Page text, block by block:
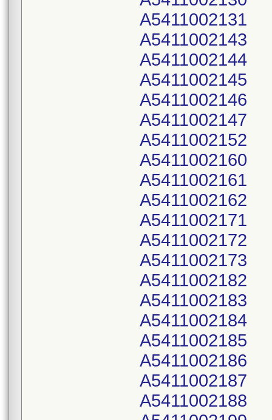
A5411002131
A5411002143
A5411002144
A5411002145
A5411002146
A5411002147
A5411002152
A5411002160
A5411002161
A5411002162
A5411002171
A5411002172
A5411002173
A5411002182
A5411002183
A5411002184
A5411002185
A5411002186
A5411002187
A5411002188